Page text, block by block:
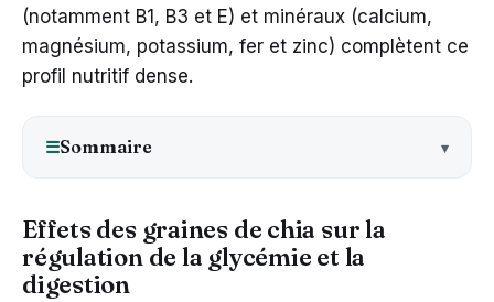
(notamment B1, B3 et E) et minéraux (calcium,
magnésium, potassium, fer et zinc) complètent ce
profil nutritif dense.
☰Sommaire
Effets des graines de chia sur la
régulation de la glycémie et la
digestion